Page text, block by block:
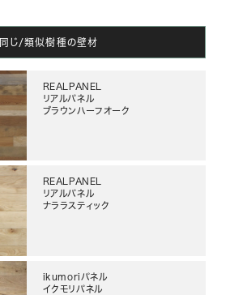
同じ/類似樹種の壁材
REALPANEL
リアルパネル
ブラウンハーフオーク
REALPANEL
リアルパネル
ナララスティック
ikumoriパネル
イクモリパネル